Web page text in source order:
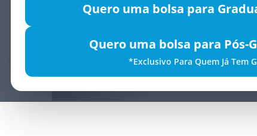
Quero uma bolsa para
Quero uma bolsa para Pós-
*Exclusivo Para Quem Já Tem